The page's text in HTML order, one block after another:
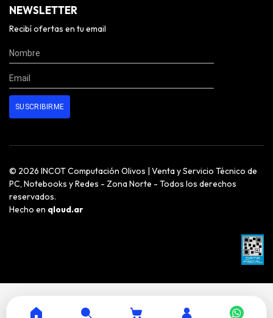
NEWSLETTER
Recibí ofertas en tu email
© 2026 INCOT Computación Olivos | Venta y Servicio Técnico de
PC, Notebooks y Redes - Zona Norte - Todos los derechos
reservados.
Hecho en qloud.ar